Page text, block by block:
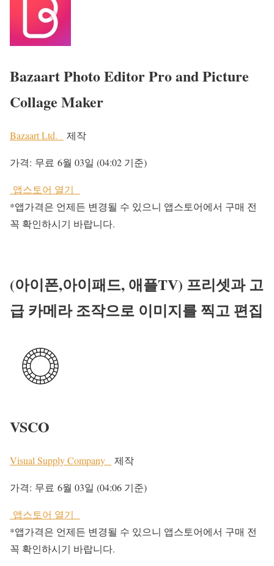
Bazaart Photo Editor Pro and Picture
Collage Maker
Bazaart Ltd. 제작
가격: 무료 6월 03일 (04:02 기준)
앱스토어 열기
*앱가격은 언제든 변경될 수 있으니 앱스토어에서 구매 전
꼭 확인하시기 바랍니다.
(아이폰,아이패드, 애플TV) 프리셋과 고
급 카메라 조작으로 이미지를 찍고 편집
VSCO
Visual Supply Company 제작
가격: 무료 6월 03일 (04:06 기준)
앱스토어 열기
*앱가격은 언제든 변경될 수 있으니 앱스토어에서 구매 전
꼭 확인하시기 바랍니다.